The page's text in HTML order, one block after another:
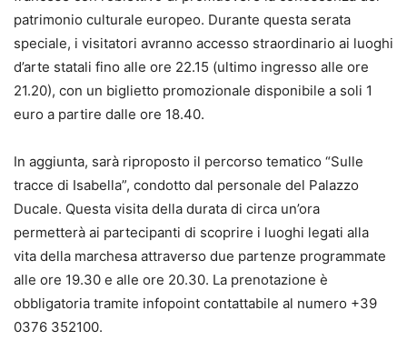
patrimonio culturale europeo. Durante questa serata
speciale, i visitatori avranno accesso straordinario ai luoghi
d’arte statali fino alle ore 22.15 (ultimo ingresso alle ore
21.20), con un biglietto promozionale disponibile a soli 1
euro a partire dalle ore 18.40.
In aggiunta, sarà riproposto il percorso tematico “Sulle
tracce di Isabella”, condotto dal personale del Palazzo
Ducale. Questa visita della durata di circa un’ora
permetterà ai partecipanti di scoprire i luoghi legati alla
vita della marchesa attraverso due partenze programmate
alle ore 19.30 e alle ore 20.30. La prenotazione è
obbligatoria tramite infopoint contattabile al numero +39
0376 352100.